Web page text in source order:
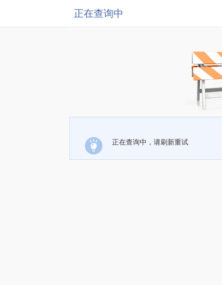
正在查询中
正在查询中，请刷新重试